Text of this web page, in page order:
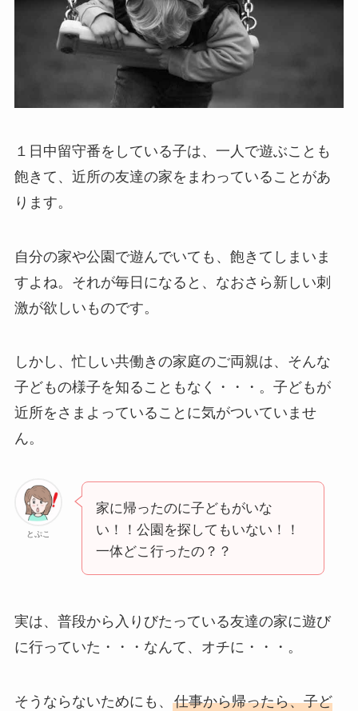
１日中留守番をしている子は、一人で遊ぶことも
飽きて、近所の友達の家をまわっていることがあ
ります。
自分の家や公園で遊んでいても、飽きてしまいま
すよね。それが毎日になると、なおさら新しい刺
激が欲しいものです。
しかし、忙しい共働きの家庭のご両親は、そんな
子どもの様子を知ることもなく・・・。子どもが
近所をさまよっていることに気がついていませ
ん。
とぷこ
家に帰ったのに子どもがいな
い！！公園を探してもいない！！
一体どこ行ったの？？
実は、普段から入りびたっている友達の家に遊び
に行っていた・・・なんて、オチに・・・。
そうならないためにも、 仕事から帰ったら、子ど